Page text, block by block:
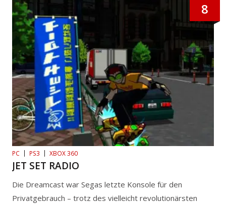
8
PC PS3 XBOX 360
JET SET RADIO
Die Dreamcast war Segas letzte Konsole für den
Privatgebrauch – trotz des vielleicht revolutionärsten